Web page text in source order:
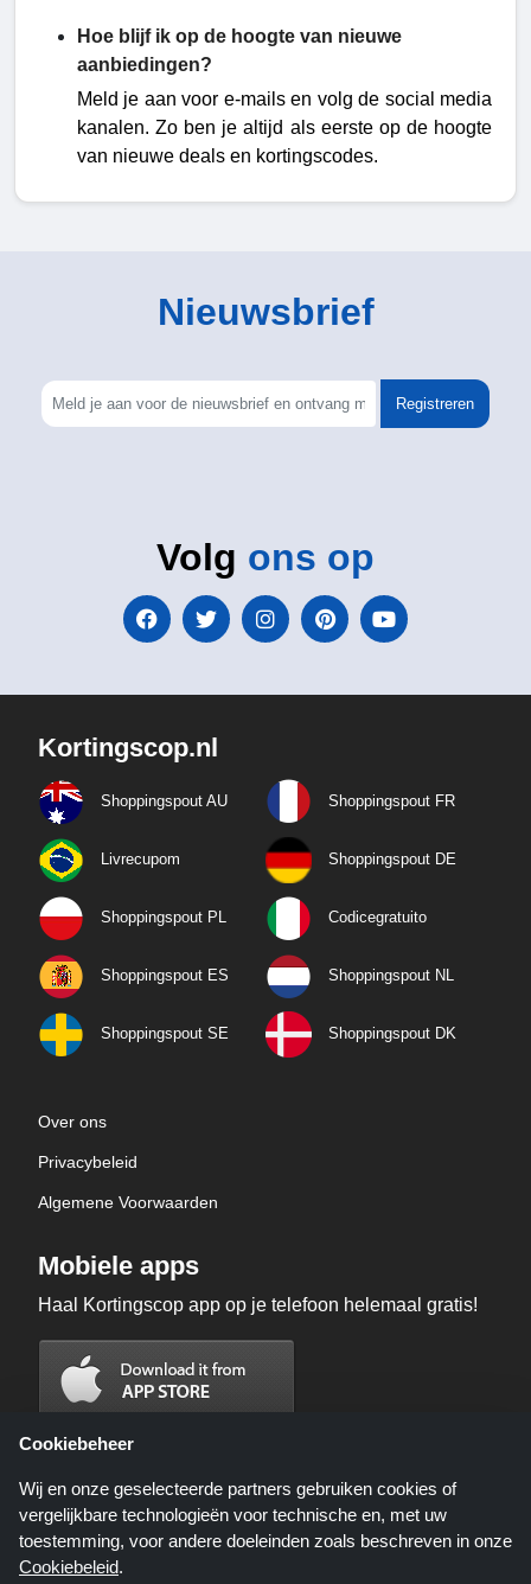
Hoe blijf ik op de hoogte van nieuwe
aanbiedingen?
Meld je aan voor e-mails en volg de social media
kanalen. Zo ben je altijd als eerste op de hoogte
van nieuwe deals en kortingscodes.
Nieuwsbrief
Registreren
Volg ons op
Kortingscop.nl
Shoppingspout AU Shoppingspout FR
Livrecupom Shoppingspout DE
Shoppingspout PL Codicegratuito
Shoppingspout ES Shoppingspout NL
Shoppingspout SE Shoppingspout DK
Over ons
Privacybeleid
Algemene Voorwaarden
Mobiele apps
Haal Kortingscop app op je telefoon helemaal gratis!
Cookiebeheer
Wij en onze geselecteerde partners gebruiken cookies of
vergelijkbare technologieën voor technische en, met uw
toestemming, voor andere doeleinden zoals beschreven in onze
Cookiebeleid.